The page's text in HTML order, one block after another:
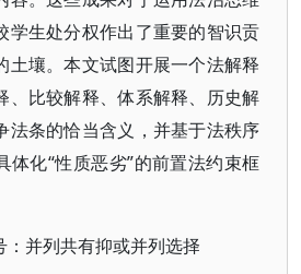
学生处分权作出了重要的智识贡
土壤。本文试图开展一个法解释
、比较解释、体系解释、历史解
法条的恰当含义，并基于法秩序
体化“性质恶劣”的前置法约束框
：并列共有抑或并列选择